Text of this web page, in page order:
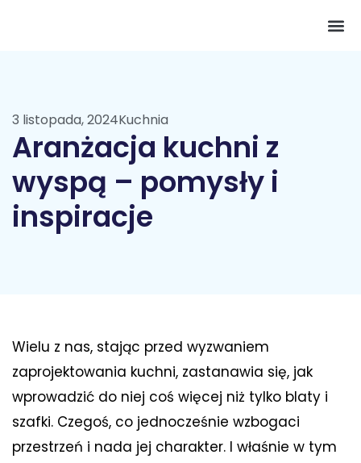
3 listopada, 2024Kuchnia
Aranżacja kuchni z
wyspą – pomysły i
inspiracje
Wielu z nas, stając przed wyzwaniem
zaprojektowania kuchni, zastanawia się, jak
wprowadzić do niej coś więcej niż tylko blaty i
szafki. Czegoś, co jednocześnie wzbogaci
przestrzeń i nada jej charakter. I właśnie w tym